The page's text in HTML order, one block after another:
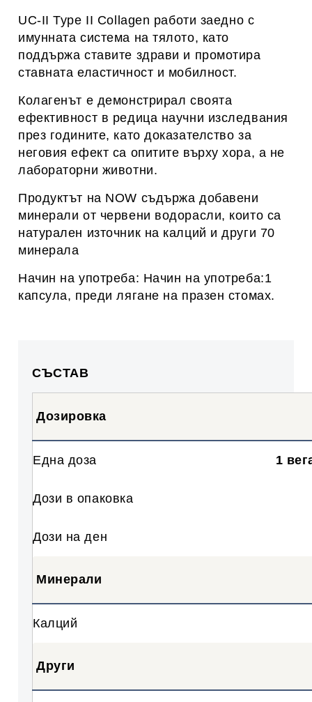
UC-II Type II Collagen работи заедно с
имунната система на тялото, като
поддържа ставите здрави и промотира
ставната еластичност и мобилност.
Колагенът е демонстрирал своята
ефективност в редица научни изследвания
през годините, като доказателство за
неговия ефект са опитите върху хора, а не
лабораторни животни.
Продуктът на NOW съдържа добавени
минерали от червени водорасли, които са
натурален източник на калций и други 70
минерала
Начин на употреба: Начин на употреба:1
капсула, преди лягане на празен стомах.
СЪСТАВ
Дозировка
Една доза 1
Дози в опаковка
Дози на ден
Минерали
Калций
Други